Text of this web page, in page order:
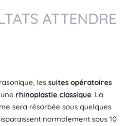
ATTENDRE
les suites opératoires
rhinoplastie classique. La
sera résorbée sous quelques
normalement sous 10